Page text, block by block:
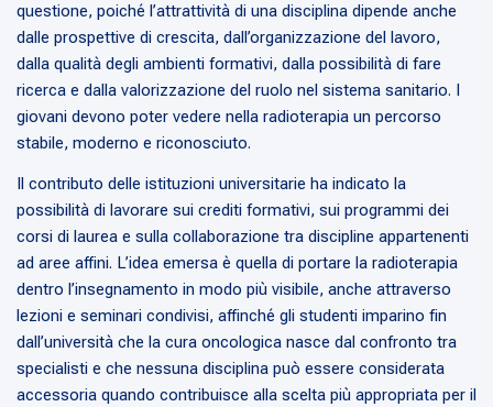
questione, poiché l’attrattività di una disciplina dipende anche
dalle prospettive di crescita, dall’organizzazione del lavoro,
dalla qualità degli ambienti formativi, dalla possibilità di fare
ricerca e dalla valorizzazione del ruolo nel sistema sanitario. I
giovani devono poter vedere nella radioterapia un percorso
stabile, moderno e riconosciuto.
Il contributo delle istituzioni universitarie ha indicato la
possibilità di lavorare sui crediti formativi, sui programmi dei
corsi di laurea e sulla collaborazione tra discipline appartenenti
ad aree affini. L’idea emersa è quella di portare la radioterapia
dentro l’insegnamento in modo più visibile, anche attraverso
lezioni e seminari condivisi, affinché gli studenti imparino fin
dall’università che la cura oncologica nasce dal confronto tra
specialisti e che nessuna disciplina può essere considerata
accessoria quando contribuisce alla scelta più appropriata per il